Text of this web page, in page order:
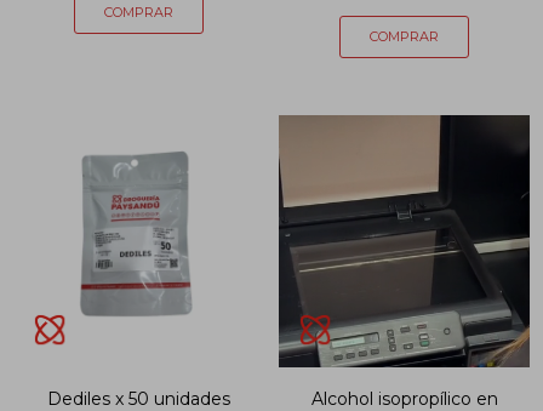
Dediles x 50 unidades
Alcohol isopropílico en